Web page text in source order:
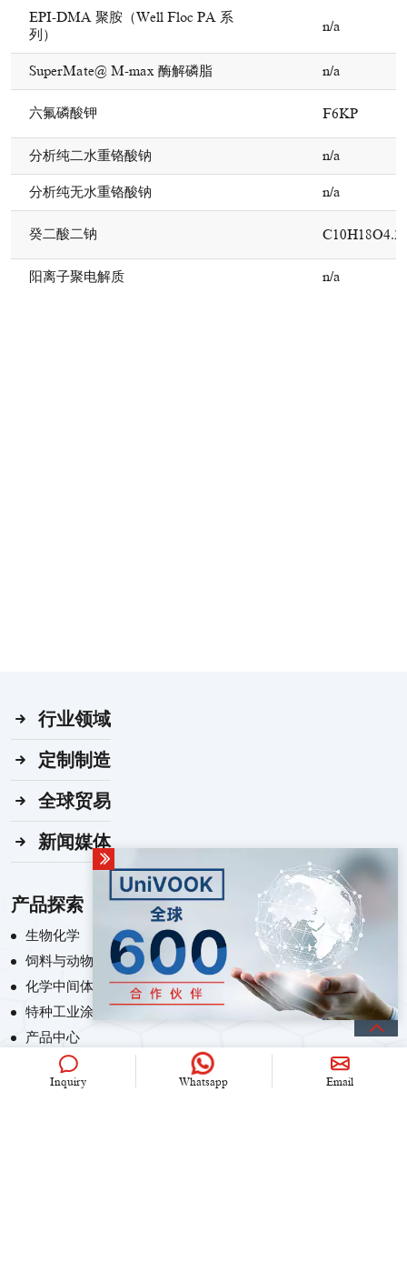
EPI-DMA 聚胺（Well Floc PA 系
列）
n/a
SuperMate@ M-max 酶解磷脂 n/a
六氟磷酸钾 F6KP
分析纯二水重铬酸钠 n/a
分析纯无水重铬酸钠 n/a
癸二酸二钠
阳离子聚电解质 n/a
行业领域
定制制造
全球贸易
新闻媒体
产品探索
生物化学
饲料与动物营养化学
化学中间体
特种工业涂料
产品中心
联系我们
Inquiry Whatsapp Email